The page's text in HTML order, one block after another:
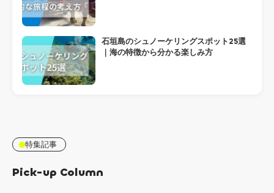
石垣島のシュノーケリングスポット25選
｜海の特徴から分かる楽しみ方
特集記事
Pick-up Column